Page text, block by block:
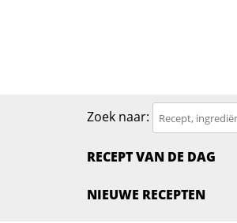
Zoek naar:
RECEPT VAN DE DAG
NIEUWE RECEPTEN